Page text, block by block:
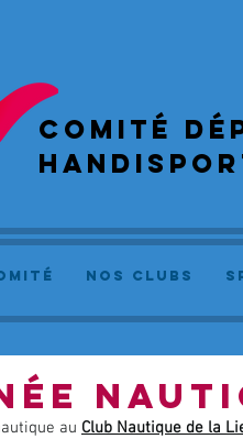
COMIté
NOS CLUBS
au Club Nautique de la